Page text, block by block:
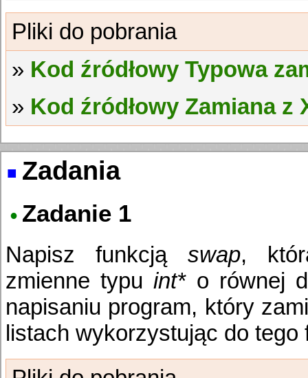
Kod źródłowy Typowa
Kod źródłowy Zamiana z
Zadania
Zadanie 1
Napisz funkcją swap,
zmienne typuint*o równej
napisaniu program, który
listach wykorzystując do